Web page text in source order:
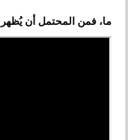
ما، فمن المحتمل أن